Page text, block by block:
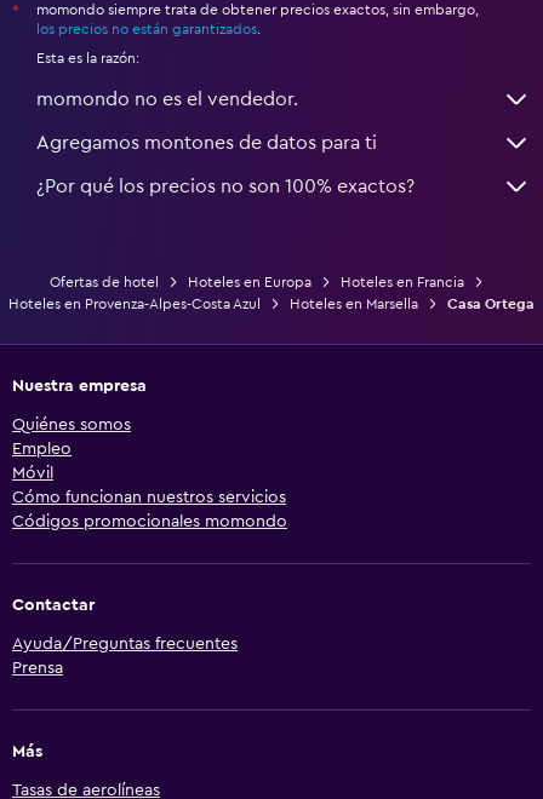
*
momondo siempre trata de obtener precios exactos, sin embargo,
los precios no están garantizados
Esta es la razón:
momondo no es el vendedor.
Agregamos montones de datos para ti
¿Por qué los precios no son 100% exactos?
Ofertas de hotel Hoteles en Europa
Hoteles en Francia
Hoteles en Provenza-Alpes-Costa Azul
Hoteles en Marsella Casa Ortega
Nuestra empresa
Quiénes somos
Empleo
Móvil
Cómo funcionan nuestros servicios
Códigos promocionales momondo
Contactar
Ayuda/Preguntas frecuentes
Prensa
Más
Tasas de aerolíneas